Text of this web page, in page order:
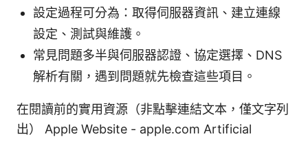
設定過程可分為：取得伺服器資訊、建立連線
設定、測試與維護。
常見問題多半與伺服器認證、協定選擇、DNS
解析有關，遇到問題就先檢查這些項目。
在閱讀前的實用資源（非點擊連結文本，僅文字列
出） Apple Website - apple.com Artificial